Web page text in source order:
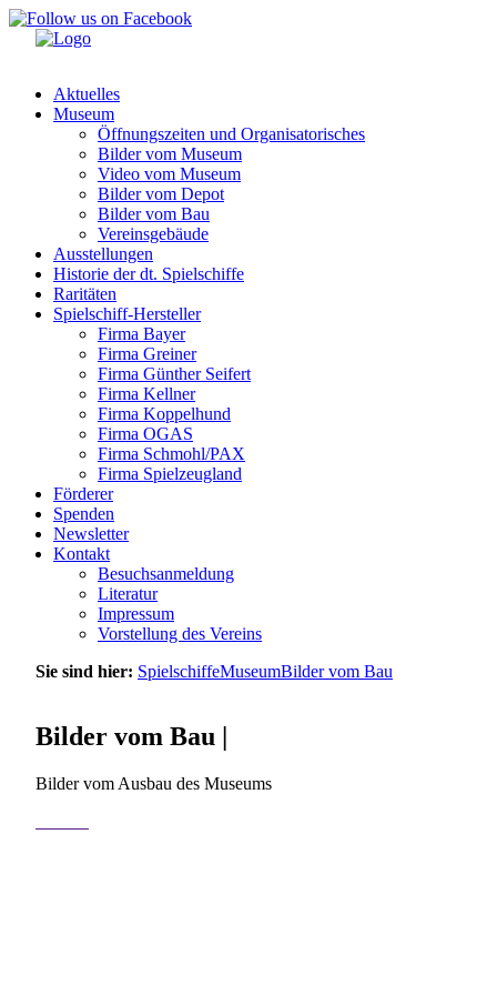
Aktuelles
Museum
Öffnungszeiten und Organisatorisches
Bilder vom Museum
Video vom Museum
Bilder vom Depot
Bilder vom Bau
Vereinsgebäude
Ausstellungen
Historie der dt. Spielschiffe
Raritäten
Spielschiff-Hersteller
Firma Bayer
Firma Greiner
Firma Günther Seifert
Firma Kellner
Firma Koppelhund
Firma OGAS
Firma Schmohl/PAX
Firma Spielzeugland
Förderer
Spenden
Newsletter
Kontakt
Besuchsanmeldung
Literatur
Impressum
Vorstellung des Vereins
Sie sind hier: SpielschiffeMuseumBilder vom Bau
Bilder vom Bau |
Bilder vom Ausbau des Museums